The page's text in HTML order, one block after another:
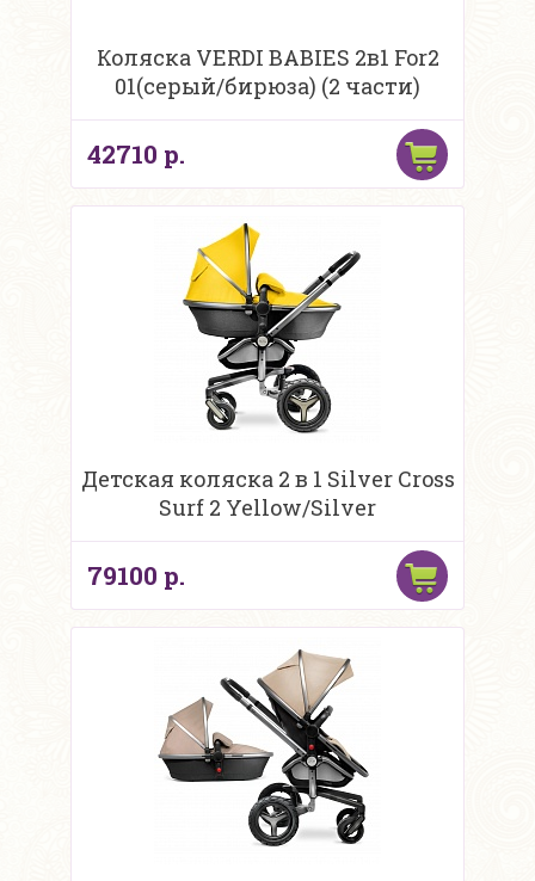
Коляска VERDI BABIES 2в1 For2
01(серый/бирюза) (2 части)
42710 р.
Детская коляска 2 в 1 Silver Cross
Surf 2 Yellow/Silver
79100 р.